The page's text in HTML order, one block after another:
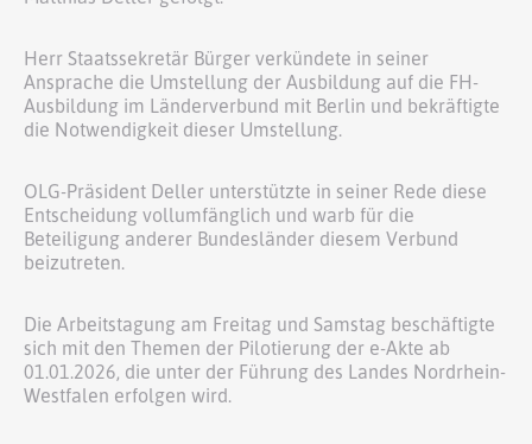
Herr Staatssekretär Bürger verkündete in seiner
Ansprache die Umstellung der Ausbildung auf die FH-
Ausbildung im Länderverbund mit Berlin und bekräftigte
die Notwendigkeit dieser Umstellung.
OLG-Präsident Deller unterstützte in seiner Rede diese
Entscheidung vollumfänglich und warb für die
Beteiligung anderer Bundesländer diesem Verbund
beizutreten.
Die Arbeitstagung am Freitag und Samstag beschäftigte
sich mit den Themen der Pilotierung der e-Akte ab
01.01.2026, die unter der Führung des Landes Nordrhein-
Westfalen erfolgen wird.